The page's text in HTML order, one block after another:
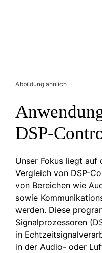
Abbildung ähnlich
DSP-
Unser Fokus liegt auf
Vergleich von DSP-
von Bereichen wie
sowie
werden. Diese
Signalprozessoren
in
in der Audio- oder